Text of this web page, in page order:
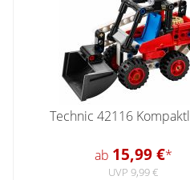
Technic 42116
ab 15,99 €*
UVP 9,99 €